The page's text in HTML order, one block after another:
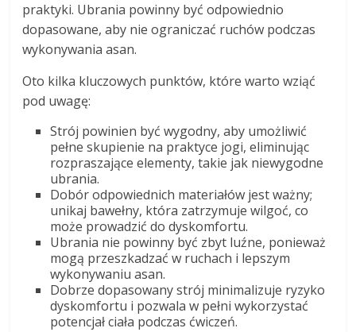
praktyki. Ubrania powinny być odpowiednio
dopasowane, aby nie ograniczać ruchów podczas
wykonywania asan.
Oto kilka kluczowych punktów, które warto wziąć
pod uwagę:
Strój powinien być wygodny, aby umożliwić
pełne skupienie na praktyce jogi, eliminując
rozpraszające elementy, takie jak niewygodne
ubrania.
Dobór odpowiednich materiałów jest ważny;
unikaj bawełny, która zatrzymuje wilgoć, co
może prowadzić do dyskomfortu.
Ubrania nie powinny być zbyt luźne, ponieważ
mogą przeszkadzać w ruchach i lepszym
wykonywaniu asan.
Dobrze dopasowany strój minimalizuje ryzyko
dyskomfortu i pozwala w pełni wykorzystać
potencjał ciała podczas ćwiczeń.